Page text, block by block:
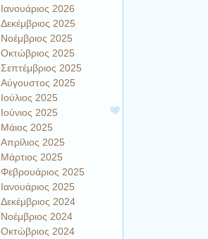
Ιανουάριος 2026
Δεκέμβριος 2025
Νοέμβριος 2025
Οκτώβριος 2025
Σεπτέμβριος 2025
Αύγουστος 2025
Ιούλιος 2025
Ιούνιος 2025
Μάιος 2025
Απρίλιος 2025
Μάρτιος 2025
Φεβρουάριος 2025
Ιανουάριος 2025
Δεκέμβριος 2024
Νοέμβριος 2024
Οκτώβριος 2024